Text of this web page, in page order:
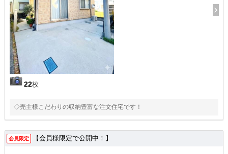
22枚
◇売主様こだわりの収納豊富な注文住宅です！
会員限定 【会員様限定で公開中！】